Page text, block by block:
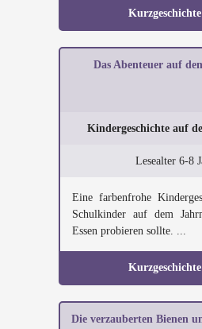
Kurzgeschichte
Das Abenteuer auf
Kindergeschichte auf
Lesealter 6-8
Eine farbenfrohe
Schulkinder auf dem
Essen probieren sollte. ...
Kurzgeschichte
Die verzauberten Bienen